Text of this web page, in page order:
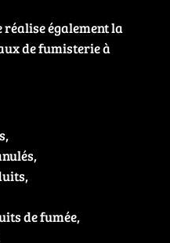
également la
de fumisterie à
de fumée,